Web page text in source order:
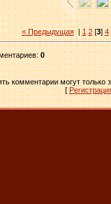
« Предыдущая| 1 2[3] 4
: 0
комментарии могут только
[